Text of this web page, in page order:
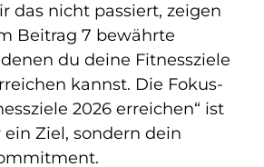
das nicht passiert, zeigen
Beitrag 7 bewährte
du deine Fitnessziele
kannst. Die Fokus-
2026 erreichen“ ist
Ziel, sondern dein